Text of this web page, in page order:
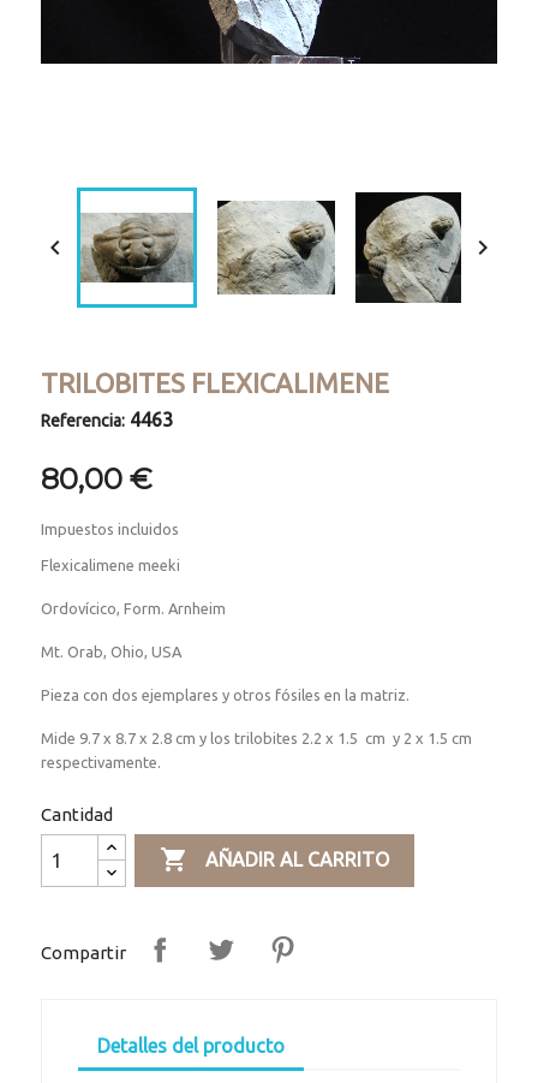
 
TRILOBITES FLEXICALIMENE
Referencia: 4463
80,00 €
Impuestos incluidos
Flexicalimene meeki
Ordovícico, Form. Arnheim
Mt. Orab, Ohio, USA
Pieza con dos ejemplares y otros fósiles en la matriz.
Mide 9.7 x 8.7 x 2.8 cm y los trilobites 2.2 x 1.5 cm y 2 x 1.5 cm
respectivamente.
Cantidad
 AÑADIR AL CARRITO
Compartir
Detalles del producto